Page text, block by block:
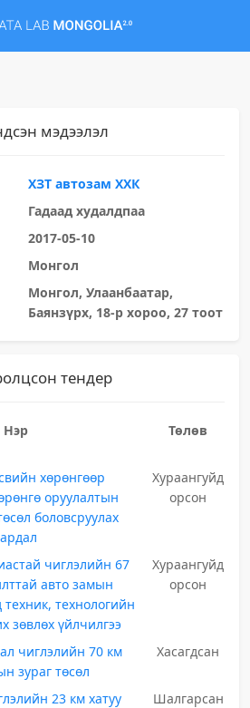
мэдээлэл
ХЗТ автозам ХХК
Гадаад худалдпаа
2017-05-10
Монгол
Монгол, Улаанбаатар,
Баянзүрх, 18-р хороо, 27 тоот
тендер
Нэр Төлөв
хөрөнгөөр
оруулалтын
боловсруулах
Хураангуйд
орсон
чиглэлийн 67
авто замын
технологийн
зөвлөх үйлчилгээ
Хураангуйд
орсон
чиглэлийн 70 км
зураг төсөл
Хасагдсан
23 км хатуу
Шалгарсан